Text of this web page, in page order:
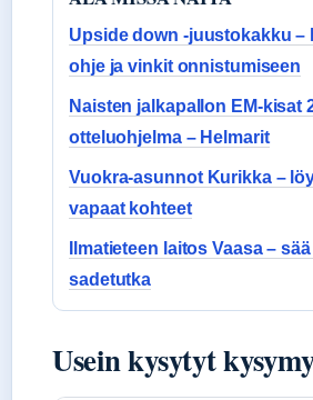
Upside down -juustokakku –
ohje ja vinkit onnistumiseen
Naisten jalkapallon EM-kisat
otteluohjelma – Helmarit
Vuokra-asunnot Kurikka –
vapaat kohteet
Ilmatieteen laitos Vaasa –
sadetutka
Usein kysytyt